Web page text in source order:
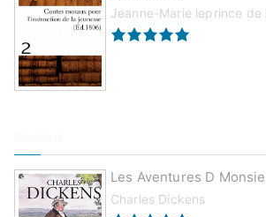
Jeanne-Marie leprince de
Les Aventures D
Charles Dickens